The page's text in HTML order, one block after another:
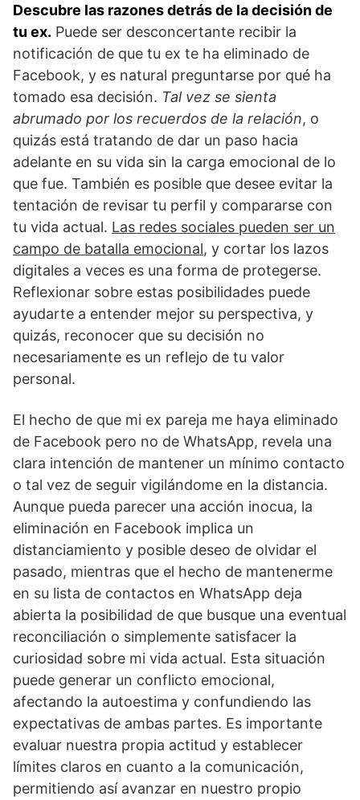
Descubre las razones detrás de la decisión de
tu ex. Puede ser desconcertante recibir la
notificación de que tu ex te ha eliminado de
Facebook, y es natural preguntarse por qué ha
tomado esa decisión. Tal vez se sienta
abrumado por los recuerdos de la relación, o
quizás está tratando de dar un paso hacia
adelante en su vida sin la carga emocional de lo
que fue. También es posible que desee evitar la
tentación de revisar tu perfil y compararse con
tu vida actual. Las redes sociales pueden ser un
campo de batalla emocional, y cortar los lazos
digitales a veces es una forma de protegerse.
Reflexionar sobre estas posibilidades puede
ayudarte a entender mejor su perspectiva, y
quizás, reconocer que su decisión no
necesariamente es un reflejo de tu valor
personal.
El hecho de que mi ex pareja me haya eliminado
de Facebook pero no de WhatsApp, revela una
clara intención de mantener un mínimo contacto
o tal vez de seguir vigilándome en la distancia.
Aunque pueda parecer una acción inocua, la
eliminación en Facebook implica un
distanciamiento y posible deseo de olvidar el
pasado, mientras que el hecho de mantenerme
en su lista de contactos en WhatsApp deja
abierta la posibilidad de que busque una eventual
reconciliación o simplemente satisfacer la
curiosidad sobre mi vida actual. Esta situación
puede generar un conflicto emocional,
afectando la autoestima y confundiendo las
expectativas de ambas partes. Es importante
evaluar nuestra propia actitud y establecer
límites claros en cuanto a la comunicación,
permitiendo así avanzar en nuestro propio